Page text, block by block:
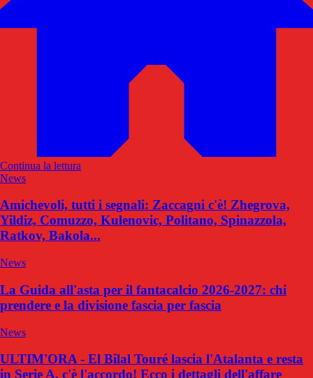
Continua la lettura
News
Amichevoli, tutti i segnali: Zaccagni c'è! Zhegrova,
Yildiz, Comuzzo, Kulenovic, Politano, Spinazzola,
Ratkov, Bakola...
News
La Guida all'asta per il fantacalcio 2026-2027: chi
prendere e la divisione fascia per fascia
News
ULTIM'ORA - El Bilal Touré lascia l'Atalanta e resta
in Serie A, c'è l'accordo! Ecco i dettagli dell'affare